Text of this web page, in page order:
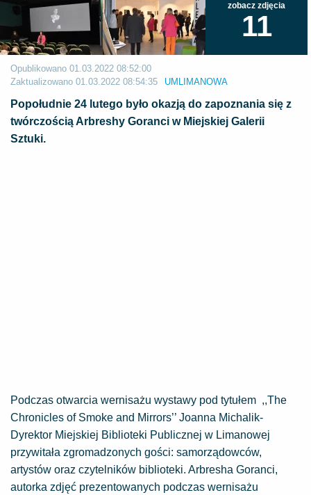
zobacz zdjęcia
11
Opublikowano 01.03.2022 08:52:00
Zaktualizowano 01.03.2022 08:54:35 UMLIMANOWA
Popołudnie 24 lutego było okazją do zapoznania się z
twórczością Arbreshy Goranci w Miejskiej Galerii
Sztuki.
Podczas otwarcia wernisażu wystawy pod tytułem ,,The
Chronicles of Smoke and Mirrors’’ Joanna Michalik-
Dyrektor Miejskiej Biblioteki Publicznej w Limanowej
przywitała zgromadzonych gości: samorządowców,
artystów oraz czytelników biblioteki. Arbresha Goranci,
autorka zdjęć prezentowanych podczas wernisażu